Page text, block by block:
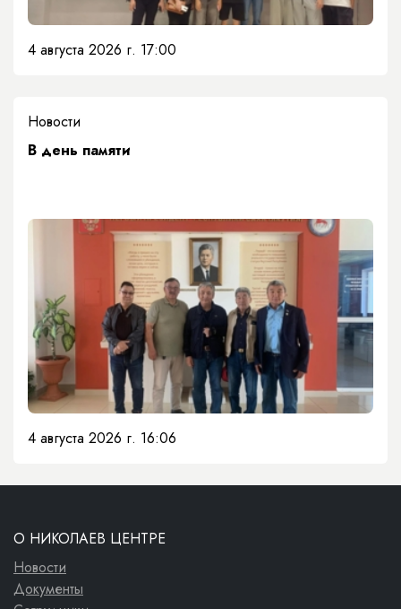
4 августа 2026 г. 17:00
Новости
​В день памяти
4 августа 2026 г. 16:06
О НИКОЛАЕВ ЦЕНТРЕ
Новости
Документы